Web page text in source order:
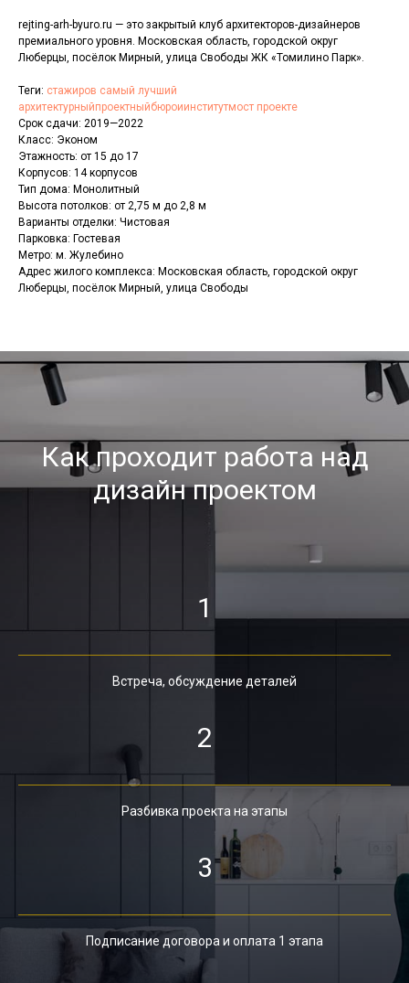
rejting-arh-byuro.ru — это закрытый клуб архитекторов-дизайнеров
премиального уровня. Московская область, городской округ
Люберцы, посёлок Мирный, улица Свободы ЖК «Томилино Парк».
Теги: стажиров самый лучший
архитектурныйпроектныйбюроиинститутмост проекте
Срок сдачи: 2019—2022
Класс: Эконом
Этажность: от 15 до 17
Корпусов: 14 корпусов
Тип дома: Монолитный
Высота потолков: от 2,75 м до 2,8 м
Варианты отделки: Чистовая
Парковка: Гостевая
Метро: м. Жулебино
Адрес жилого комплекса: Московская область, городской округ
Люберцы, посёлок Мирный, улица Свободы
Как проходит работа над
дизайн проектом
1
Встреча, обсуждение деталей
2
Разбивка проекта на этапы
3
Подписание договора и оплата 1 этапа